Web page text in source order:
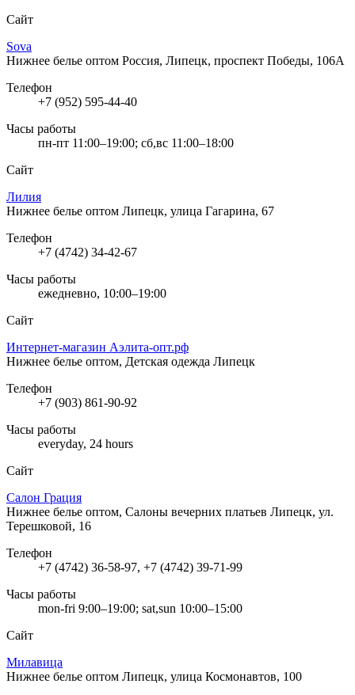
Сайт
Sova
Нижнее белье оптом Россия, Липецк, проспект Победы, 106А
Телефон
+7 (952) 595-44-40
Часы работы
пн-пт 11:00–19:00; сб,вс 11:00–18:00
Сайт
Лилия
Нижнее белье оптом Липецк, улица Гагарина, 67
Телефон
+7 (4742) 34-42-67
Часы работы
ежедневно, 10:00–19:00
Сайт
Интернет-магазин Аэлита-опт.рф
Нижнее белье оптом, Детская одежда Липецк
Телефон
+7 (903) 861-90-92
Часы работы
everyday, 24 hours
Сайт
Салон Грация
Нижнее белье оптом, Салоны вечерних платьев Липецк, ул.
Терешковой, 16
Телефон
+7 (4742) 36-58-97, +7 (4742) 39-71-99
Часы работы
mon-fri 9:00–19:00; sat,sun 10:00–15:00
Сайт
Милавица
Нижнее белье оптом Липецк, улица Космонавтов, 100